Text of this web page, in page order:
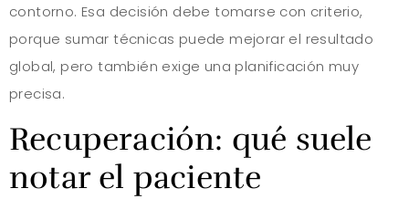
contorno. Esa decisión debe tomarse con criterio,
porque sumar técnicas puede mejorar el resultado
global, pero también exige una planificación muy
precisa.
Recuperación: qué suele
notar el paciente